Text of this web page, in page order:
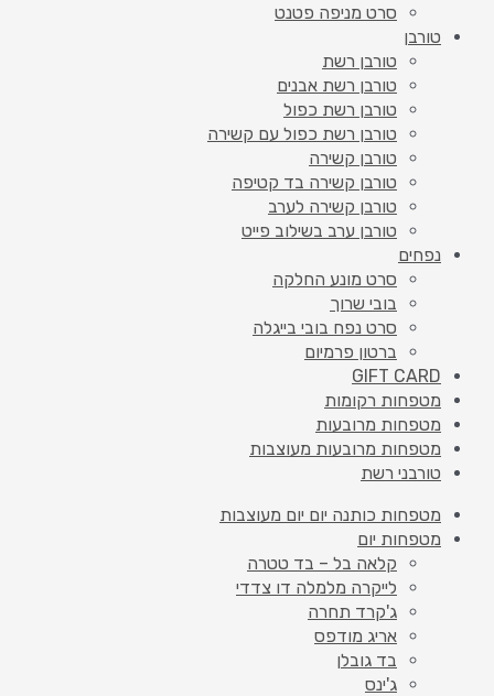
סרט מניפה פטנט
טורבן
טורבן רשת
טורבן רשת אבנים
טורבן רשת כפול
טורבן רשת כפול עם קשירה
טורבן קשירה
טורבן קשירה בד קטיפה
טורבן קשירה לערב
טורבן ערב בשילוב פייט
נפחים
סרט מונע החלקה
בובי שרוך
סרט נפח בובי בייגלה
ברטון פרמיום
GIFT CARD
מטפחות רקומות
מטפחות מרובעות
מטפחות מרובעות מעוצבות
טורבני רשת
מטפחות כותנה יום יום מעוצבות
מטפחות יום
קלאה בל – בד טטרה
לייקרה מלמלה דו צדדי
ג'קרד תחרה
אריג מודפס
בד גובלן
ג'ינס